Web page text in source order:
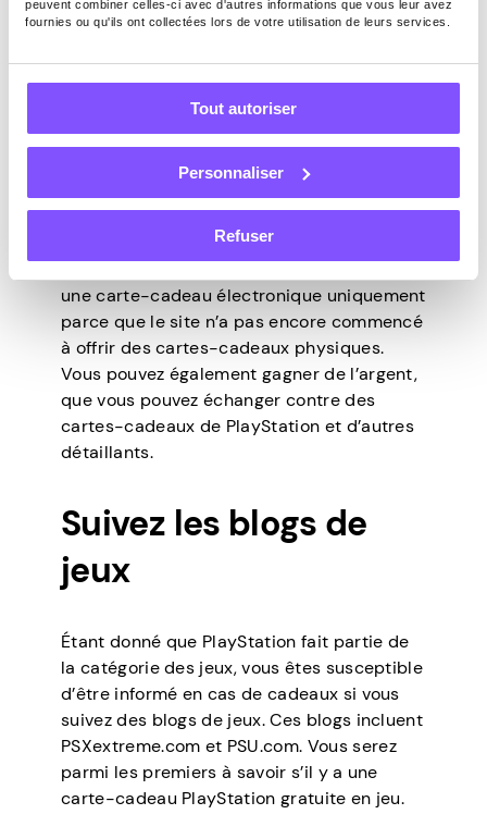
peuvent combiner celles-ci avec d'autres informations que vous leur avez
fournies ou qu'ils ont collectées lors de votre utilisation de leurs services.
Tout autoriser
Personnaliser
Refuser
Jeu récompensé
Le Jeu récompensé est une application de
jeu gratuite disponible sur les appareils
Android. Il propose une vaste catégorie de
jeux, de sorte que les utilisateurs peuvent
points à chaquepartie que vous jouez, donc
plus vous vous engagez, plus vous gagnez.
une carte-cadeau électronique uniquement
parce que le site n’a pas encore commencé
à offrir des cartes-cadeaux physiques.
Vous pouvez également gagner de l’argent,
que vous pouvez échanger contre des
cartes-cadeaux de PlayStation et d’autres
détaillants.
Suivez les blogs de
jeux
Étant donné que PlayStation fait partie de
la catégorie des jeux, vous êtes susceptible
d’être informé en cas de cadeaux si vous
suivez des blogs de jeux. Ces blogs incluent
PSXextreme.com et PSU.com. Vous serez
parmi les premiers à savoir s’il y a une
carte-cadeau PlayStation gratuite en jeu.